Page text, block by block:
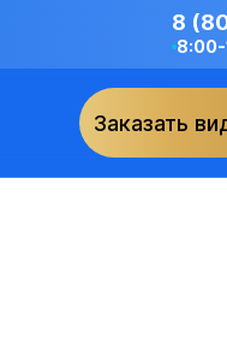
8
Заказать